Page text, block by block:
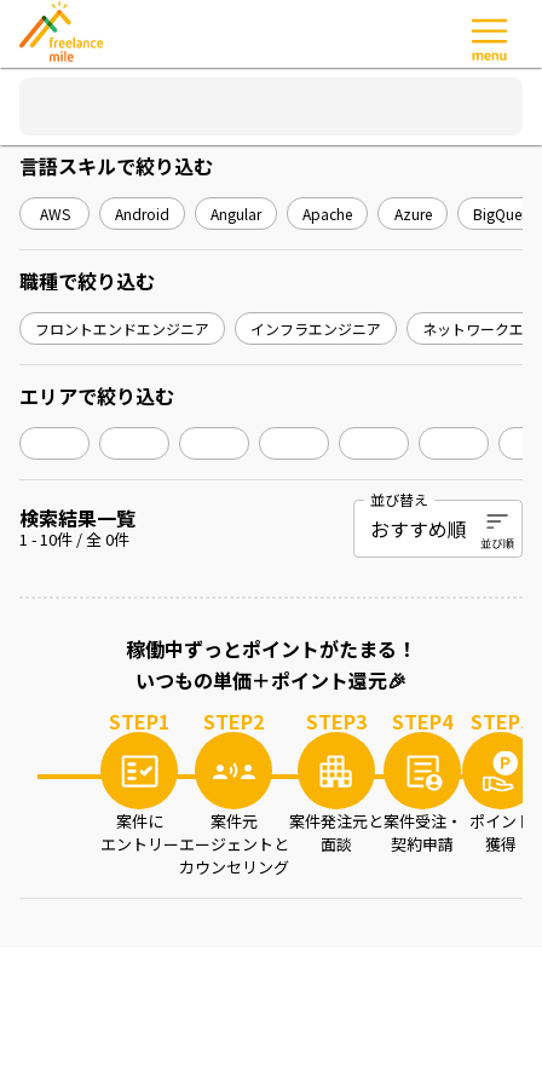
検索結果一覧
1 -10件 / 全0件
並び替え
言語スキルで絞り込む
AWS Android Angular Apache Azure BigQuery
職種で絞り込む
フロントエンドエンジニア インフラエンジニア ネットワークエ
エリアで絞り込む
稼働中ずっとポイントがたまる！
いつもの単価＋ポイント還元🎉
STEP1
案件に
エントリー
STEP2
案件元
エージェントと
カウンセリング
STEP3
案件発注元と
面談
STEP4
案件受注・
契約申請
STEP5
ポイント
獲得